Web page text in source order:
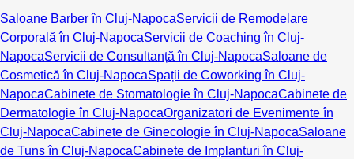
Saloane Barber în Cluj-NapocaServicii de Remodelare
Corporală în Cluj-NapocaServicii de Coaching în Cluj-
NapocaServicii de Consultanță în Cluj-NapocaSaloane de
Cosmetică în Cluj-NapocaSpații de Coworking în Cluj-
NapocaCabinete de Stomatologie în Cluj-NapocaCabinete de
Dermatologie în Cluj-NapocaOrganizatori de Evenimente în
Cluj-NapocaCabinete de Ginecologie în Cluj-NapocaSaloane
de Tuns în Cluj-NapocaCabinete de Implanturi în Cluj-